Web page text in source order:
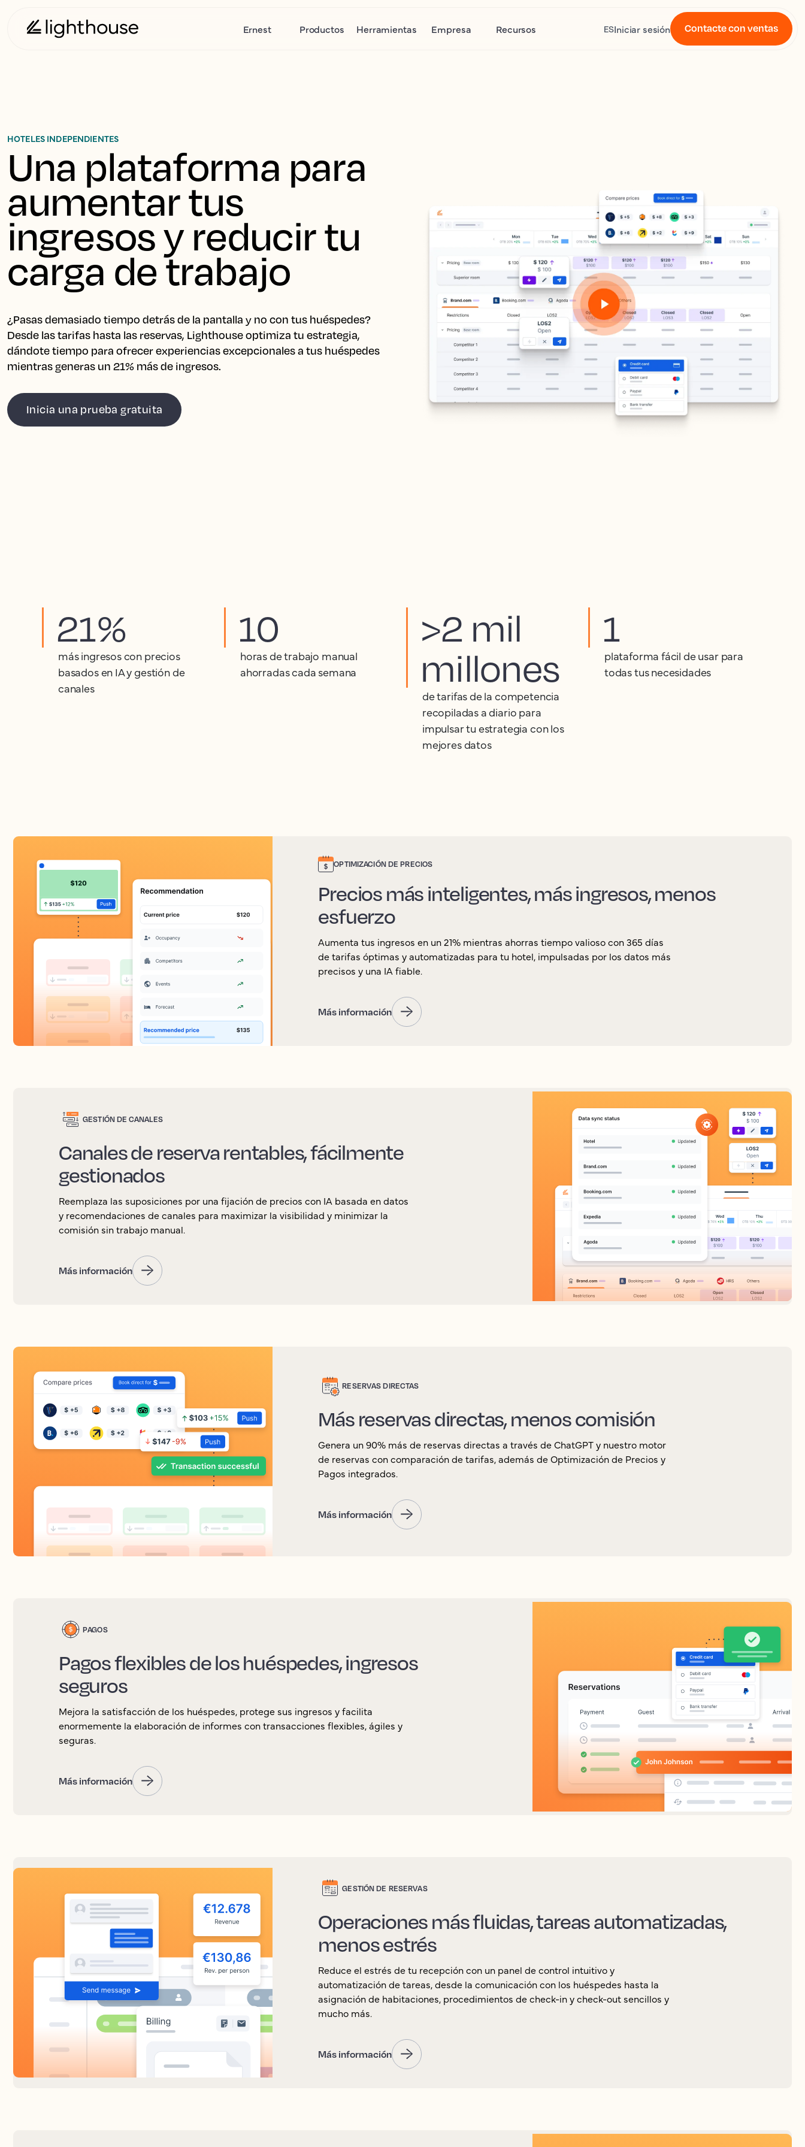
Ernest Productos Herramientas Empresa Recursos ESIniciar sesión Contacte con ventas
HOTELES INDEPENDIENTES
Una plataforma para
aumentar tus
ingresos y reducir tu
carga de trabajo
¿Pasas demasiado tiempo detrás de la pantalla y no con tus huéspedes?
Desde las tarifas hasta las reservas, Lighthouse optimiza tu estrategia,
dándote tiempo para ofrecer experiencias excepcionales a tus huéspedes
mientras generas un 21% más de ingresos.
Inicia una prueba gratuita
21%
más ingresos con precios
basados en IA y gestión de
canales
10
horas de trabajo manual
ahorradas cada semana
>2 mil
millones
de tarifas de la competencia
recopiladas a diario para
impulsar tu estrategia con los
mejores datos
1
plataforma fácil de usar para
todas tus necesidades
OPTIMIZACIÓN DE PRECIOS
Precios más inteligentes, más ingresos, menos
esfuerzo
Aumenta tus ingresos en un 21% mientras ahorras tiempo valioso con 365 días
de tarifas óptimas y automatizadas para tu hotel, impulsadas por los datos más
precisos y una IA fiable.
Más información
GESTIÓN DE CANALES
Canales de reserva rentables, fácilmente
gestionados
Reemplaza las suposiciones por una fijación de precios con IA basada en datos
y recomendaciones de canales para maximizar la visibilidad y minimizar la
comisión sin trabajo manual.
Más información
RESERVAS DIRECTAS
Más reservas directas, menos comisión
Genera un 90% más de reservas directas a través de ChatGPT y nuestro motor
de reservas con comparación de tarifas, además de Optimización de Precios y
Pagos integrados.
Más información
PAGOS
Pagos flexibles de los huéspedes, ingresos
seguros
Mejora la satisfacción de los huéspedes, protege sus ingresos y facilita
enormemente la elaboración de informes con transacciones flexibles, ágiles y
seguras.
Más información
GESTIÓN DE RESERVAS
Operaciones más fluidas, tareas automatizadas,
menos estrés
Reduce el estrés de tu recepción con un panel de control intuitivo y
automatización de tareas, desde la comunicación con los huéspedes hasta la
asignación de habitaciones, procedimientos de check-in y check-out sencillos y
mucho más.
Más información